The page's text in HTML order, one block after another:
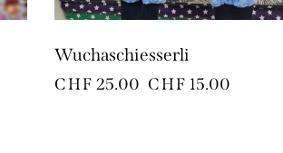
Wuchaschiesserli
CHF 25.00 CHF 15.00